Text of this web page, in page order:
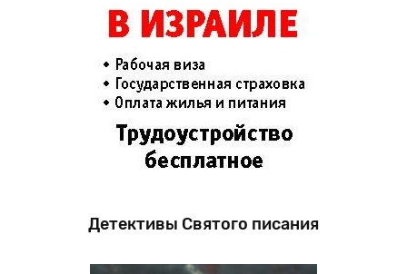
Детективы Святого писания